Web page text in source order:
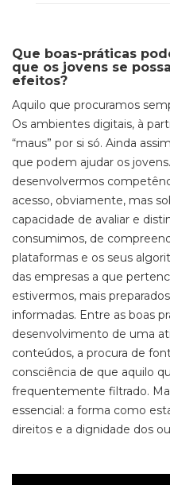
Que boas-práticas
que os jovens se
efeitos?
Aquilo que procuramos
Os ambientes digitais, à
“maus” por si só. Ainda
que podem ajudar os
desenvolvermos
acesso, obviamente, mas
capacidade de avaliar e
consumimos, de
plataformas e os seus
das empresas a que
estivermos, mais
informadas. Entre as boas
desenvolvimento de uma
conteúdos, a procura de
consciência de que aquilo
frequentemente filtrado.
essencial: a forma como
direitos e a dignidade dos